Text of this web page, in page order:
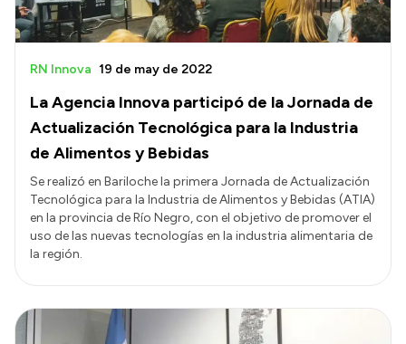
La Agencia Innova participó de la Jornada de
Actualización Tecnológica para la Industria
de Alimentos y Bebidas
RN Innova 19 de may de 2022
Se realizó en Bariloche la primera Jornada de Actualización
Tecnológica para la Industria de Alimentos y Bebidas (ATIA)
en la provincia de Río Negro, con el objetivo de promover el
uso de las nuevas tecnologías en la industria alimentaria de
la región.